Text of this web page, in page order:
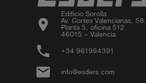
location_on
Edificio Sorolla
Av. Cortes Valencianas, 58.
Planta 5, oficina 512
46015 – Valencia
phone +34 961994391
email info@esders.com